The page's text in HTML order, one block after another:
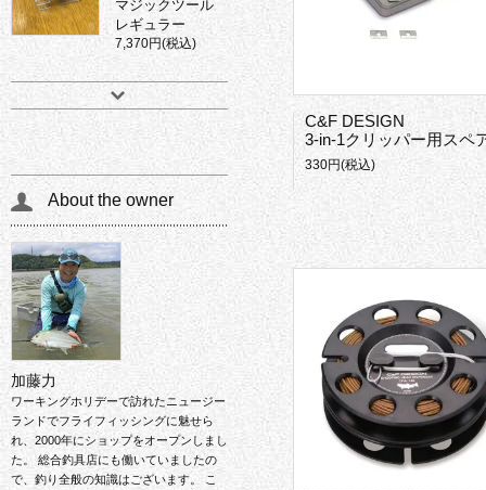
C&F DESIGN
3-in-1クリッパー用スペアカッタ
330円(税込)
マジックツール
レギュラー
7,370円(税込)
About the owner
加藤力
ワーキングホリデーで訪れたニュージー
ランドでフライフィッシングに魅せら
れ、2000年にショップをオープンしまし
た。 総合釣具店にも働いていましたの
で、釣り全般の知識はございます。 こ